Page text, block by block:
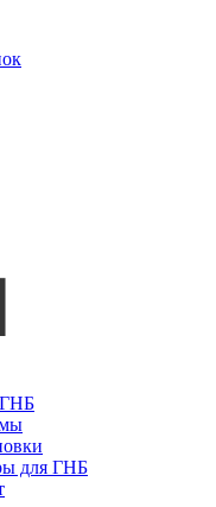
ГНБ
для ГНБ